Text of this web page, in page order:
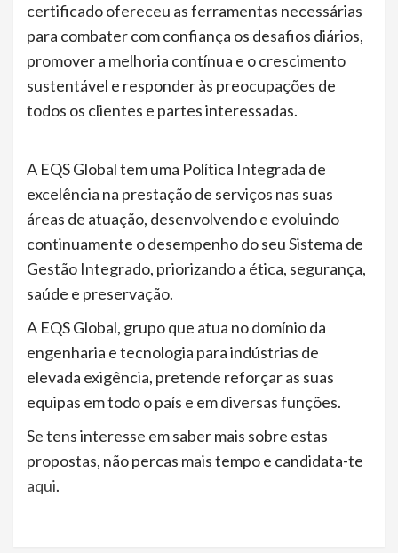
certificado ofereceu as ferramentas necessárias
para combater com confiança os desafios diários,
promover a melhoria contínua e o crescimento
sustentável e responder às preocupações de
todos os clientes e partes interessadas.
A EQS Global tem uma Política Integrada de
excelência na prestação de serviços nas suas
áreas de atuação, desenvolvendo e evoluindo
continuamente o desempenho do seu Sistema de
Gestão Integrado, priorizando a ética, segurança,
saúde e preservação.
A EQS Global, grupo que atua no domínio da
engenharia e tecnologia para indústrias de
elevada exigência, pretende reforçar as suas
equipas em todo o país e em diversas funções.
Se tens interesse em saber mais sobre estas
propostas, não percas mais tempo e candidata-te
aqui.